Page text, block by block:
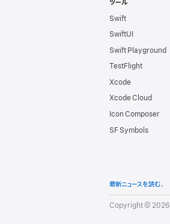
け
フ
ッ
タ
ツール
Swift
SwiftUI
Swift Playground
TestFlight
Xcode
Xcode Cloud
Icon Composer
SF Symbols
最新ニュースを読む。
Copyright © 2026